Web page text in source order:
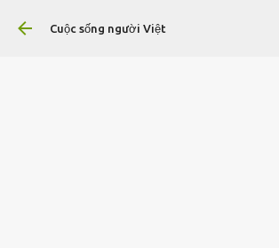
Chuyển đến nội dung chính
Cuộc sống người Việt